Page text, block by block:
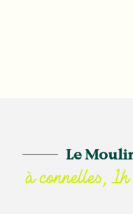
Le
à connelles,